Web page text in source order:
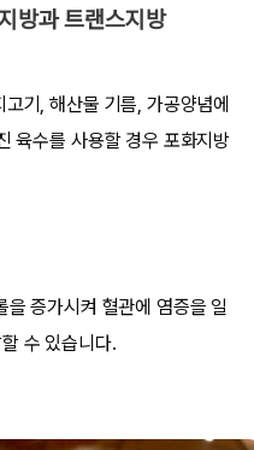
방과 트랜스지방
기, 해산물 기름, 가공양념에
육수를 사용할 경우 포화지방
증가시켜 혈관에 염증을 일
수 있습니다.